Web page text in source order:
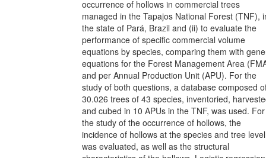
occurrence of hollows in commercial trees
managed in the Tapajos National Forest (TNF),
the state of Pará, Brazil and (ii) to evaluate the
performance of specific commercial volume
equations by species, comparing them with
equations for the Forest Management Area
and per Annual Production Unit (APU). For the
study of both questions, a database composed
30.026 trees of 43 species, inventoried,
and cubed in 10 APUs in the TNF, was used. For
the study of the occurrence of hollows, the
incidence of hollows at the species and tree level
was evaluated, as well as the structural